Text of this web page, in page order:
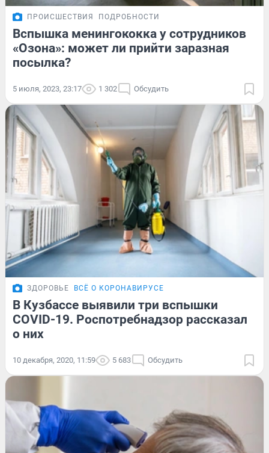
ПРОИСШЕСТВИЯ ПОДРОБНОСТИ
Вспышка менингококка у сотрудников
«Озона»: может ли прийти заразная
посылка?
5 июля, 2023, 23:17 1 302 Обсудить
ЗДОРОВЬЕ ВСЁ О КОРОНАВИРУСЕ
В Кузбассе выявили три вспышки
COVID-19. Роспотребнадзор рассказал
о них
10 декабря, 2020, 11:59 5 683 Обсудить